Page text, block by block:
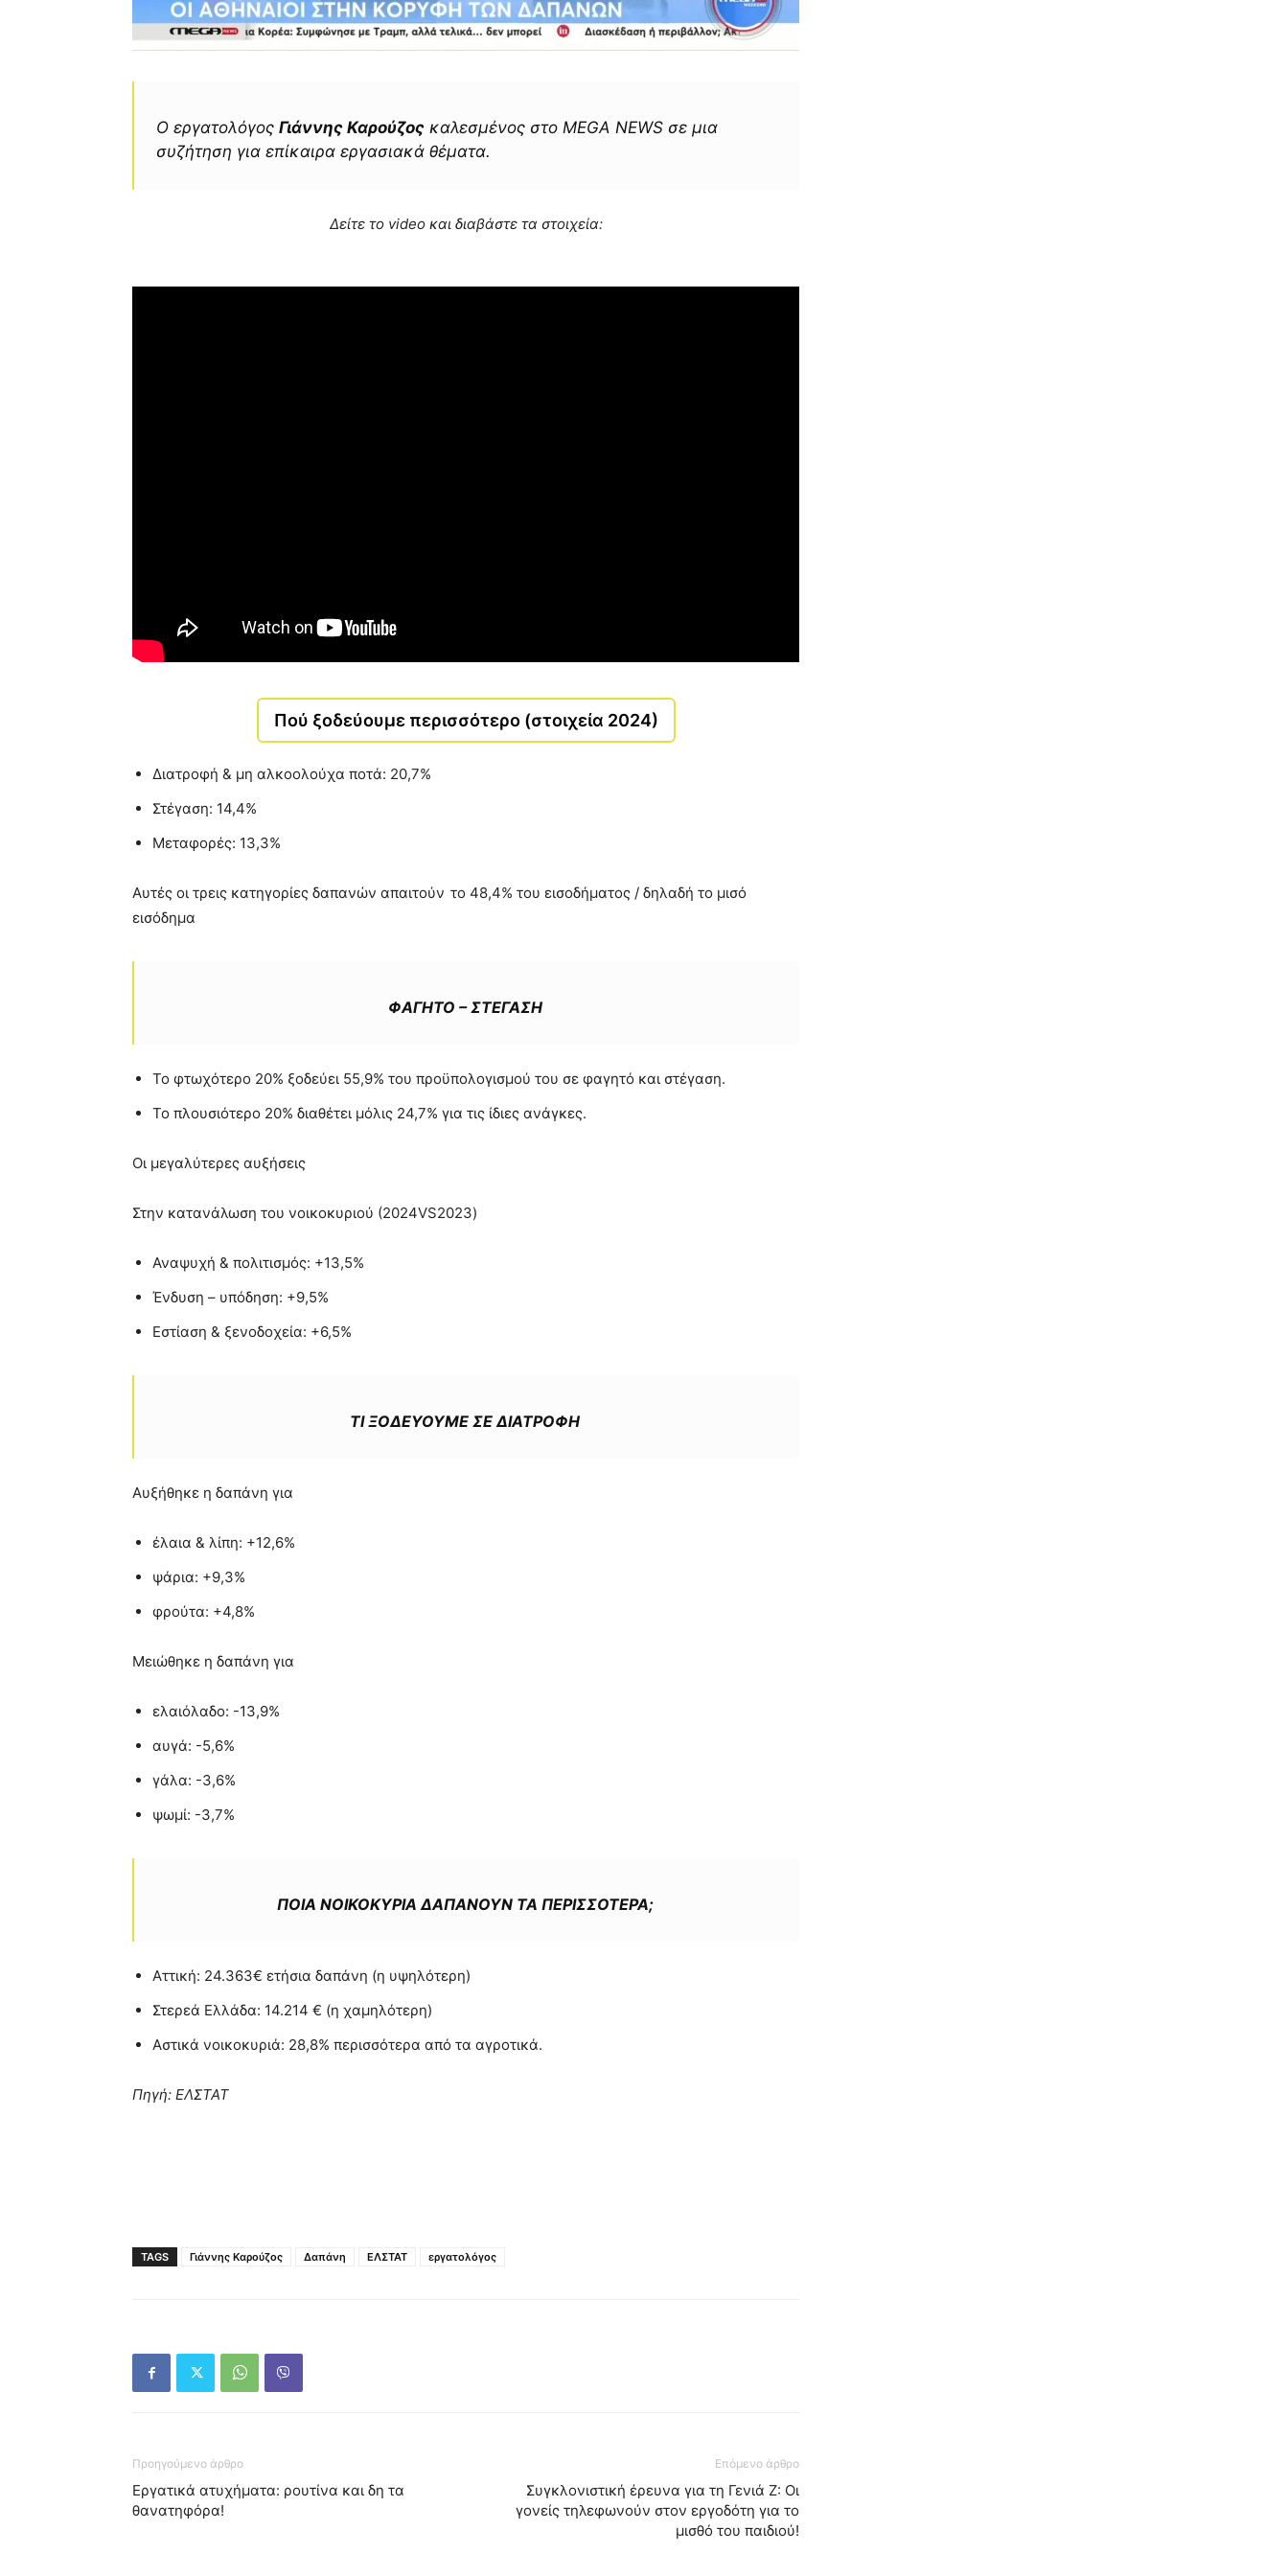
Ο εργατολόγος Γιάννης Καρούζος καλεσμένος στο MEGA NEWS σε μια
συζήτηση για επίκαιρα εργασιακά θέματα.
Δείτε το video και διαβάστε τα στοιχεία:
Πού ξοδεύουμε περισσότερο (στοιχεία 2024)
Διατροφή & μη αλκοολούχα ποτά: 20,7%
Στέγαση: 14,4%
Μεταφορές: 13,3%
Αυτές οι τρεις κατηγορίες δαπανών απαιτούν το 48,4% του εισοδήματος / δηλαδή το μισό
εισόδημα
ΦΑΓΗΤΟ – ΣΤΕΓΑΣΗ
Το φτωχότερο 20% ξοδεύει 55,9% του προϋπολογισμού του σε φαγητό και στέγαση.
Το πλουσιότερο 20% διαθέτει μόλις 24,7% για τις ίδιες ανάγκες.
Οι μεγαλύτερες αυξήσεις
Στην κατανάλωση του νοικοκυριού (2024VS2023)
Αναψυχή & πολιτισμός: +13,5%
Ένδυση – υπόδηση: +9,5%
Εστίαση & ξενοδοχεία: +6,5%
ΤΙ ΞΟΔΕΥΟΥΜΕ ΣΕ ΔΙΑΤΡΟΦΗ
Αυξήθηκε η δαπάνη για
έλαια & λίπη: +12,6%
ψάρια: +9,3%
φρούτα: +4,8%
Μειώθηκε η δαπάνη για
ελαιόλαδο: -13,9%
αυγά: -5,6%
γάλα: -3,6%
ψωμί: -3,7%
ΠΟΙΑ ΝΟΙΚΟΚΥΡΙΑ ΔΑΠΑΝΟΥΝ ΤΑ ΠΕΡΙΣΣΟΤΕΡΑ;
Αττική: 24.363€ ετήσια δαπάνη (η υψηλότερη)
Στερεά Ελλάδα: 14.214 € (η χαμηλότερη)
Αστικά νοικοκυριά: 28,8% περισσότερα από τα αγροτικά.
Πηγή: ΕΛΣΤΑΤ
TAGS Γιάννης Καρούζος Δαπάνη ΕΛΣΤΑΤ εργατολόγος
Προηγούμενο άρθρο
Εργατικά ατυχήματα: ρουτίνα και δη τα
θανατηφόρα!
Επόμενο άρθρο
Συγκλονιστική έρευνα για τη Γενιά Ζ: Οι
γονείς τηλεφωνούν στον εργοδότη για το
μισθό του παιδιού!